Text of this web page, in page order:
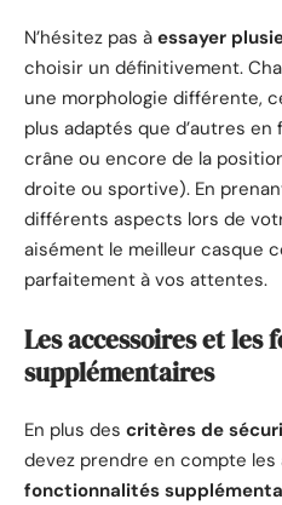
N’hésitez pas à essayer
choisir un définitivement.
une morphologie différente,
plus adaptés que d’autres
crâne ou encore de la
droite ou sportive). En
différents aspects lors de
aisément le meilleur casque
parfaitement à vos attentes.
Les accessoires et les
supplémentaires
En plus des critères de
devez prendre en compte les
fonctionnalités